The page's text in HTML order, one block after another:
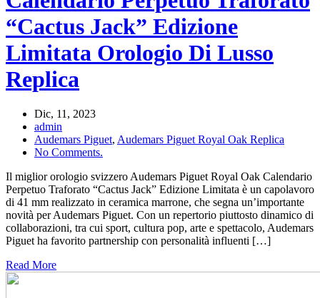
“Cactus Jack” Edizione
Limitata Orologio Di Lusso
Replica
Dic, 11, 2023
admin
Audemars Piguet, Audemars Piguet Royal Oak Replica
No Comments.
Il miglior orologio svizzero Audemars Piguet Royal Oak Calendario
Perpetuo Traforato “Cactus Jack” Edizione Limitata è un capolavoro
di 41 mm realizzato in ceramica marrone, che segna un’importante
novità per Audemars Piguet. Con un repertorio piuttosto dinamico di
collaborazioni, tra cui sport, cultura pop, arte e spettacolo, Audemars
Piguet ha favorito partnership con personalità influenti […]
Read More